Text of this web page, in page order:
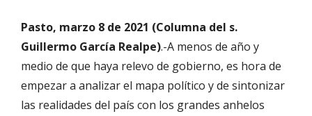
Pasto, marzo 8 de 2021 (Columna del s.
Guillermo García Realpe).-A menos de año y
medio de que haya relevo de gobierno, es hora de
empezar a analizar el mapa político y de sintonizar
las realidades del país con los grandes anhelos